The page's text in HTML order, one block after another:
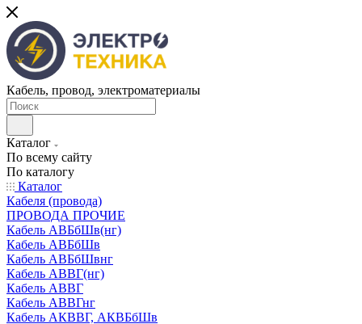
Кабель, провод, электроматериалы
Каталог
По всему сайту
По каталогу
Каталог
Кабеля (провода)
ПРОВОДА ПРОЧИЕ
Кабель АВБбШв(нг)
Кабель АВБбШв
Кабель АВБбШвнг
Кабель АВВГ(нг)
Кабель АВВГ
Кабель АВВГнг
Кабель АКВВГ, АКВБбШв